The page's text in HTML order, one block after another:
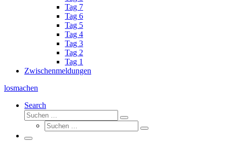
Tag 7
Tag 6
Tag 5
Tag 4
Tag 3
Tag 2
Tag 1
Zwischenmeldungen
losmachen
Search
Suche
Suchen
Suche
Suchen
Menü